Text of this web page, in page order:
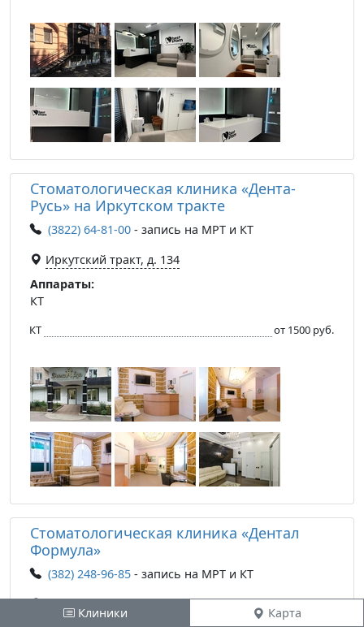
Стоматологическая клиника «Дента-
Русь» на Иркутском тракте
(3822) 64-81-00 - запись на МРТ и КТ
Иркутский тракт, д. 134
Аппараты:
КТ
КТ от 1500 руб.
Стоматологическая клиника «Дентал
Формула»
(382) 248-96-85 - запись на МРТ и КТ
ул. Дальне-Ключевская, д. 113 А
Клиники Карта